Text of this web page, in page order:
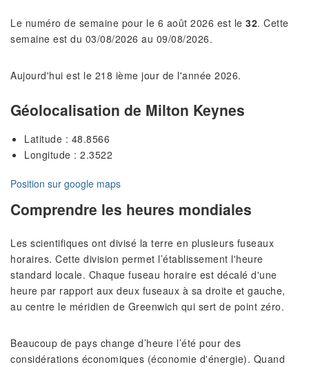
Le numéro de semaine pour le 6 août 2026 est le 32. Cette
semaine est du 03/08/2026 au 09/08/2026.
Aujourd'hui est le 218 ième jour de l'année 2026.
Géolocalisation de Milton Keynes
Latitude : 48.8566
Longitude : 2.3522
Position sur google maps
Comprendre les heures mondiales
Les scientifiques ont divisé la terre en plusieurs fuseaux
horaires. Cette division permet l’établissement l'heure
standard locale. Chaque fuseau horaire est décalé d'une
heure par rapport aux deux fuseaux à sa droite et gauche,
au centre le méridien de Greenwich qui sert de point zéro.
Beaucoup de pays change d’heure l’été pour des
considérations économiques (économie d'énergie). Quand